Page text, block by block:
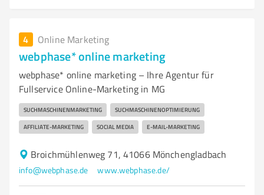
4 Online Marketing
webphase* online marketing
webphase* online marketing – Ihre Agentur für
Fullservice Online-Marketing in MG
SUCHMASCHINENMARKETING SUCHMASCHINENOPTIMIERUNG
AFFILIATE-MARKETING SOCIAL MEDIA E-MAIL-MARKETING
Broichmühlenweg 71, 41066 Mönchengladbach
info@webphase.de www.webphase.de/